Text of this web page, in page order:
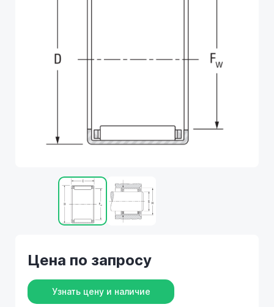
Цена по запросу
Узнать цену и наличие